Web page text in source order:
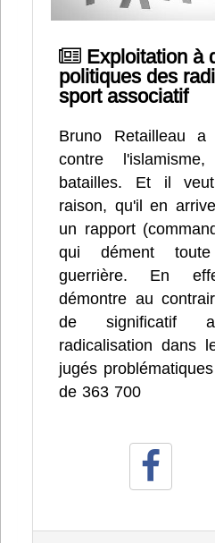
Exploitation à
politiques des
sport associatif
Bruno Retailleau
contre
batailles. Et il
raison, qu'il en
un rapport
qui dément
guerrière. En
démontre au
de significatif
radicalisation dans
jugés
de 363 700